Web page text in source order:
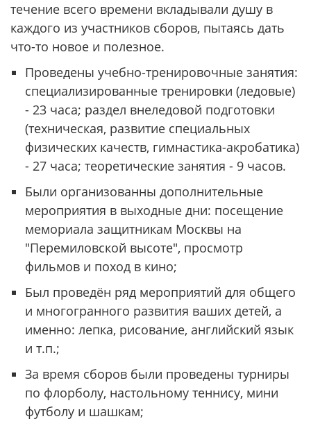
течение всего времени вкладывали душу в
каждого из участников сборов, пытаясь дать
что-то новое и полезное.
Проведены учебно-тренировочные занятия:
специализированные тренировки (ледовые)
- 23 часа; раздел внеледовой подготовки
(техническая, развитие специальных
физических качеств, гимнастика-акробатика)
- 27 часа; теоретические занятия - 9 часов.
Были организованны дополнительные
мероприятия в выходные дни: посещение
мемориала защитникам Москвы на
"Перемиловской высоте", просмотр
фильмов и поход в кино;
Был проведён ряд мероприятий для общего
и многогранного развития ваших детей, а
именно: лепка, рисование, английский язык
и т.п.;
За время сборов были проведены турниры
по флорболу, настольному теннису, мини
футболу и шашкам;